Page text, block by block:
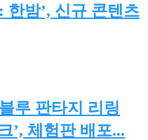
한밤’, 신규 콘텐츠
루 판타지 리링
’, 체험판 배포...